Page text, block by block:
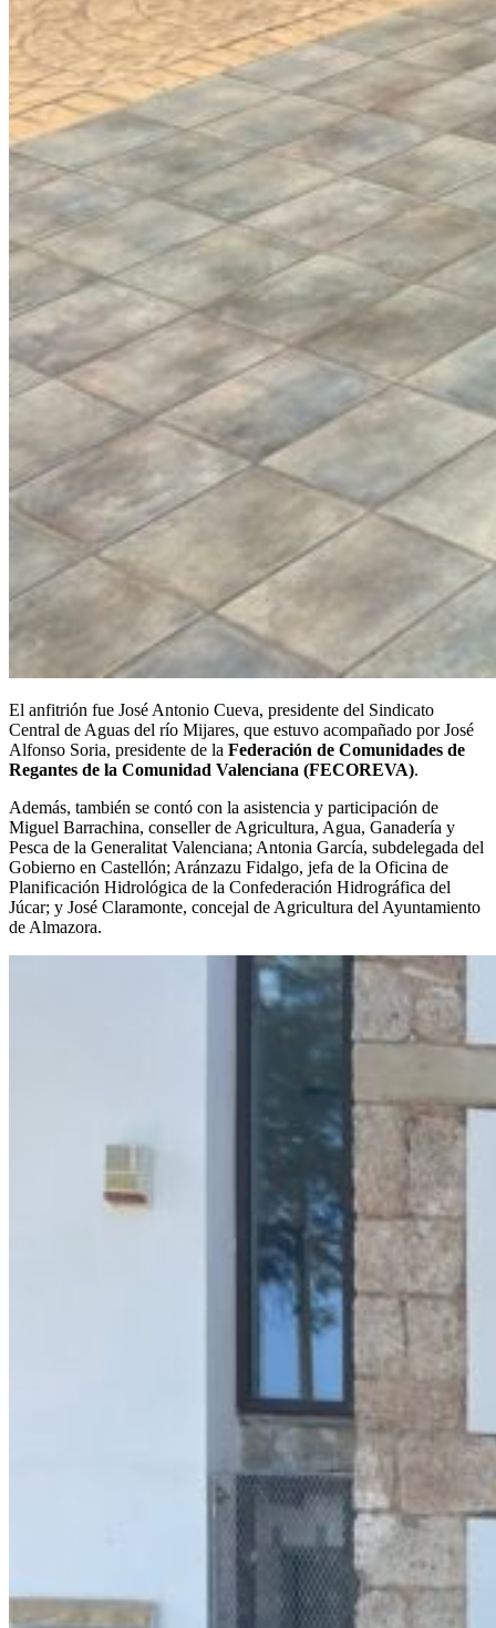
El anfitrión fue José Antonio Cueva, presidente del Sindicato
Central de Aguas del río Mijares, que estuvo acompañado por José
Alfonso Soria, presidente de la Federación de Comunidades de
Regantes de la Comunidad Valenciana (FECOREVA).
Además, también se contó con la asistencia y participación de
Miguel Barrachina, conseller de Agricultura, Agua, Ganadería y
Pesca de la Generalitat Valenciana; Antonia García, subdelegada del
Gobierno en Castellón; Aránzazu Fidalgo, jefa de la Oficina de
Planificación Hidrológica de la Confederación Hidrográfica del
Júcar; y José Claramonte, concejal de Agricultura del Ayuntamiento
de Almazora.